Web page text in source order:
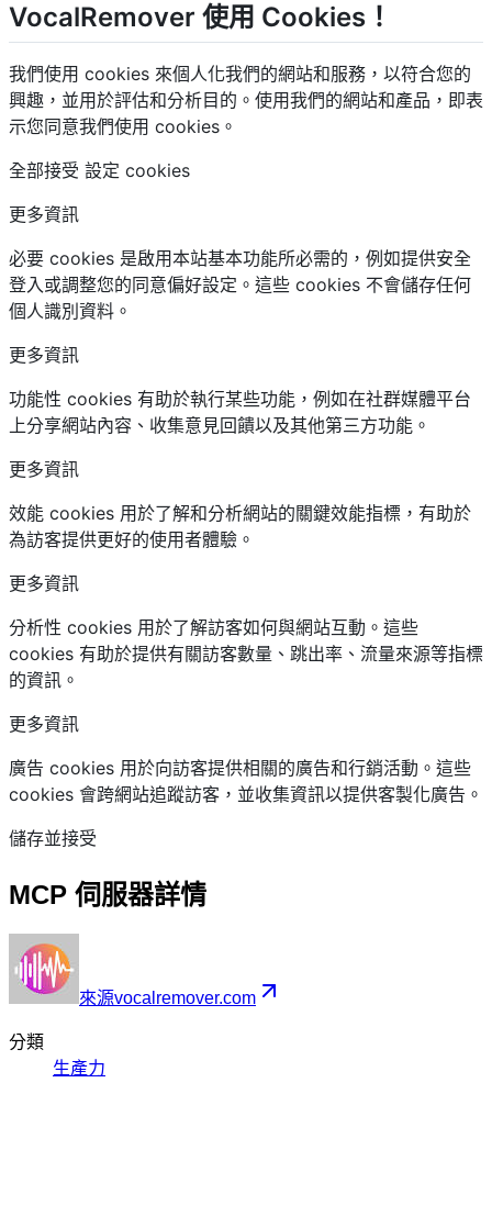
VocalRemover 使用 Cookies！
我們使用 cookies 來個人化我們的網站和服務，以符合您的
興趣，並用於評估和分析目的。使用我們的網站和產品，即表
示您同意我們使用 cookies。
全部接受 設定 cookies
更多資訊
必要 cookies 是啟用本站基本功能所必需的，例如提供安全
登入或調整您的同意偏好設定。這些 cookies 不會儲存任何
個人識別資料。
更多資訊
功能性 cookies 有助於執行某些功能，例如在社群媒體平台
上分享網站內容、收集意見回饋以及其他第三方功能。
更多資訊
效能 cookies 用於了解和分析網站的關鍵效能指標，有助於
為訪客提供更好的使用者體驗。
更多資訊
分析性 cookies 用於了解訪客如何與網站互動。這些
cookies 有助於提供有關訪客數量、跳出率、流量來源等指標
的資訊。
更多資訊
廣告 cookies 用於向訪客提供相關的廣告和行銷活動。這些
cookies 會跨網站追蹤訪客，並收集資訊以提供客製化廣告。
儲存並接受
MCP 伺服器詳情
來源vocalremover.com
分類
生產力